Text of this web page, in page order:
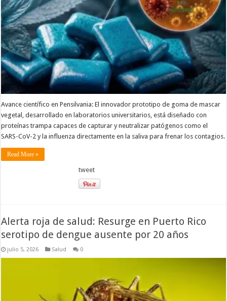
Avance científico en Pensilvania: El innovador prototipo de goma de mascar
vegetal, desarrollado en laboratorios universitarios, está diseñado con
proteínas trampa capaces de capturar y neutralizar patógenos como el
SARS-CoV-2 y la influenza directamente en la saliva para frenar los contagios.
Read More »
tweet
Alerta roja de salud: Resurge en Puerto Rico
serotipo de dengue ausente por 20 años
julio 5, 2026 Salud 0